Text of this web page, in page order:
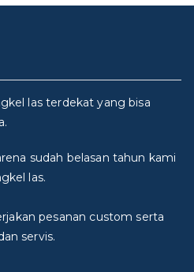
las terdekat yang bisa
sudah belasan tahun kami
las.
pesanan custom serta
servis.